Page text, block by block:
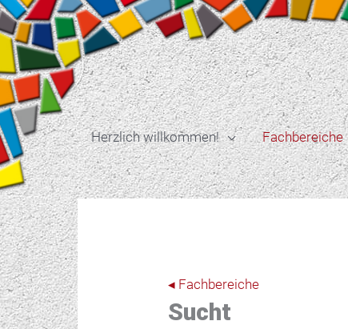
Zum
Inhalt
springen
Herzlich willkommen! Fachbereiche
◂ Fachbereiche
Sucht